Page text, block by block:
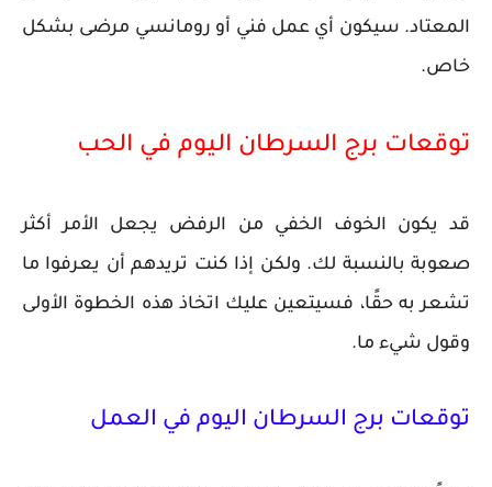
المعتاد. سيكون أي عمل فني أو رومانسي مرضى بشكل
خاص.
توقعات برج السرطان اليوم في الحب
قد يكون الخوف الخفي من الرفض يجعل الأمر أكثر
صعوبة بالنسبة لك. ولكن إذا كنت تريدهم أن يعرفوا ما
تشعر به حقًا، فسيتعين عليك اتخاذ هذه الخطوة الأولى
وقول شيء ما.
توقعات برج السرطان اليوم في العمل